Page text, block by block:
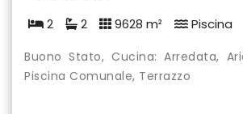
2 2 9628 m² Piscina
Buono Stato, Cucina: Arredata,
Piscina Comunale, Terrazzo